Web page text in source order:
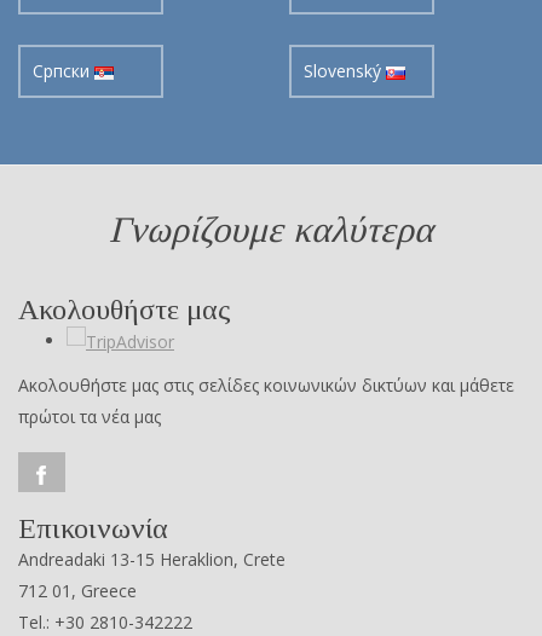
Cрпски Slovenský
Γνωρίζουμε καλύτερα
Ακολουθήστε μας
Ακολουθήστε μας στις σελίδες κοινωνικών δικτύων και μάθετε
πρώτοι τα νέα μας
Επικοινωνία
Andreadaki 13-15 Heraklion, Crete
712 01, Greece
Tel.: +30 2810-342222